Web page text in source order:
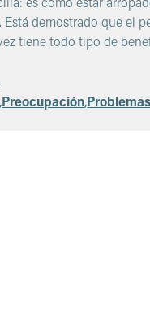
demostrado que el
tiene todo tipo de
,Preocupación,